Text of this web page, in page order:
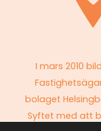
I mars 2010
bolaget
Syftet med att